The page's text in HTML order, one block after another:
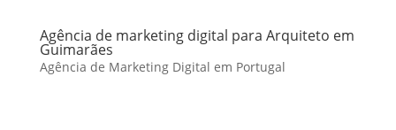
Agência de marketing digital para Arquiteto em
Guimarães
Agência de Marketing Digital em Portugal